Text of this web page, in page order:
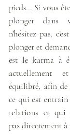
pieds… Si vous
plonger dans
n'hésitez pas,
plonger et
est le karma à
actuellement
équilibré, afin de
ce qui est entrain
relations et qui
pas directement